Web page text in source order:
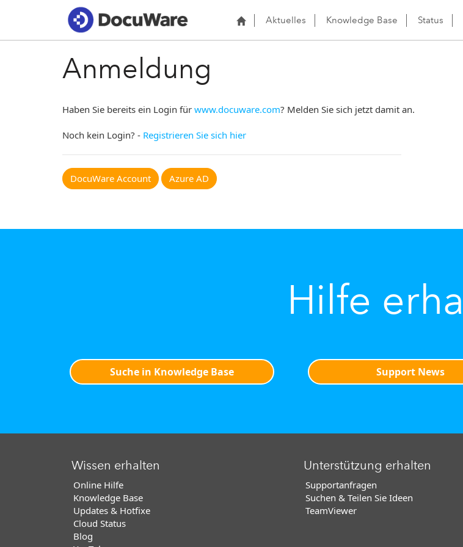
Aktuelles Knowledge Base Status
Anmeldung
Haben Sie bereits ein Login für www.docuware.com? Melden Sie sich jetzt damit an.
Noch kein Login? - Registrieren Sie sich hier
DocuWare Account Azure AD
Hilfe
Suche in Knowledge Base Support News
Wissen erhalten
Online Hilfe
Knowledge Base
Updates & Hotfixe
Cloud Status
Blog
Unterstützung erhalten
Supportanfragen
Suchen & Teilen Sie Ideen
TeamViewer